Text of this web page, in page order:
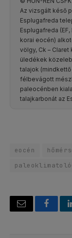
Az vizsgált késő
Esplugafreda
Esplugafreda
korai eocén)
völgy, Ck –
üledékek
talajok (mindkettő
félbevágott
paleocénben
talajkarbonát az
eocén
Email